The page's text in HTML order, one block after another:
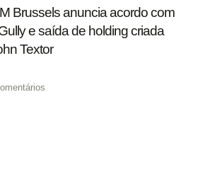
Brussels anuncia acordo com
e saída de holding criada
Textor